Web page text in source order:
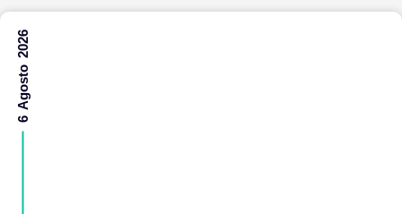
6 Agosto 2026